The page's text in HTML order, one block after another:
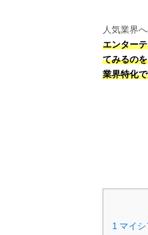
人気業界
エンター
てみるの
業界特化
1 マイ